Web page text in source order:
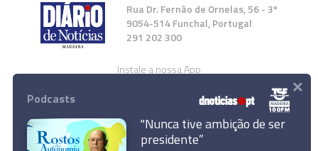
Rua Dr. Fernão de Ornelas, 56 - 3º
9054-514 Funchal, Portugal
291 202 300
Instale a nossa App
Podcasts
"Nunca tive ambição de ser
presidente”
×